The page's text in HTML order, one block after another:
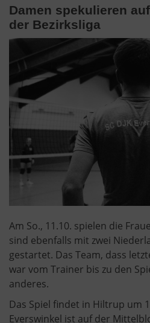
Damen spekulieren
der Bezirksliga
Am So., 11.10. spielen die
sind ebenfalls mit zwei
gestartet. Das Team, dass
war vom Trainer bis zu den
anderes.
Das Spiel findet in Hiltrup um
Everswinkel ist auf der